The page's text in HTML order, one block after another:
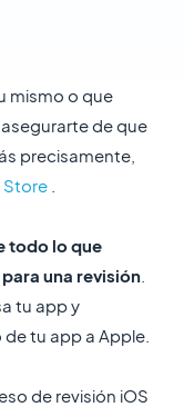
mismo o que
de que
precisamente,
Store.
todo lo que
una revisión.
tu app y
tu app a Apple.
de revisión iOS